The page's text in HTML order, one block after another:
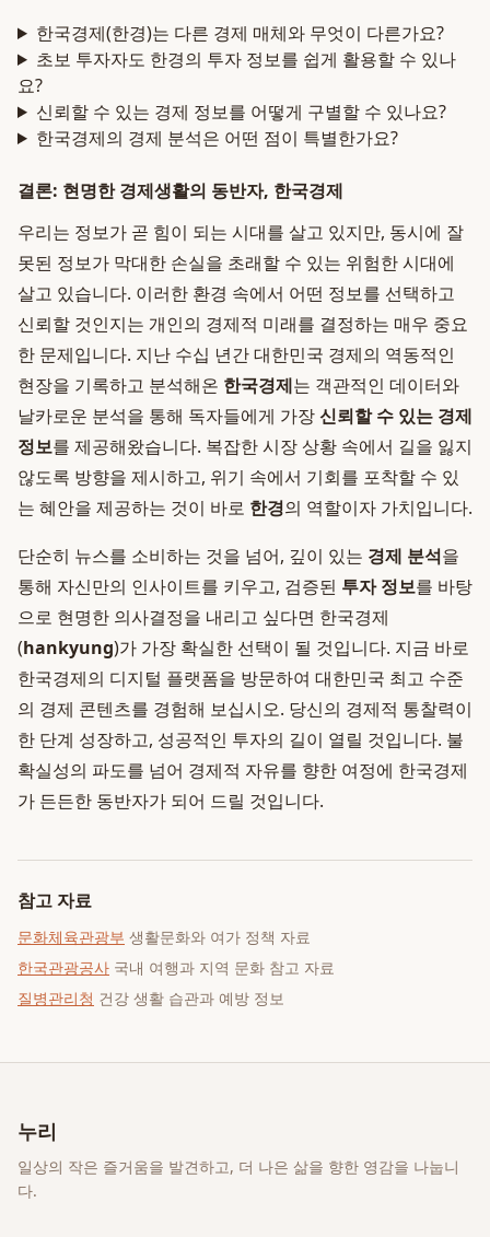
한국경제(한경)는 다른 경제 매체와 무엇이 다른가요?
초보 투자자도 한경의 투자 정보를 쉽게 활용할 수 있나
요?
신뢰할 수 있는 경제 정보를 어떻게 구별할 수 있나요?
한국경제의 경제 분석은 어떤 점이 특별한가요?
결론: 현명한 경제생활의 동반자, 한국경제
우리는 정보가 곧 힘이 되는 시대를 살고 있지만, 동시에 잘
못된 정보가 막대한 손실을 초래할 수 있는 위험한 시대에
살고 있습니다. 이러한 환경 속에서 어떤 정보를 선택하고
신뢰할 것인지는 개인의 경제적 미래를 결정하는 매우 중요
한 문제입니다. 지난 수십 년간 대한민국 경제의 역동적인
현장을 기록하고 분석해온 한국경제는 객관적인 데이터와
날카로운 분석을 통해 독자들에게 가장신뢰할 수 있는 경제
정보를 제공해왔습니다. 복잡한 시장 상황 속에서 길을 잃지
않도록 방향을 제시하고, 위기 속에서 기회를 포착할 수 있
는 혜안을 제공하는 것이 바로 한경의 역할이자 가치입니다.
단순히 뉴스를 소비하는 것을 넘어, 깊이 있는 경제 분석을
통해 자신만의 인사이트를 키우고, 검증된 투자 정보를 바탕
으로 현명한 의사결정을 내리고 싶다면 한국경제
(hankyung)가 가장 확실한 선택이 될 것입니다. 지금 바로
한국경제의 디지털 플랫폼을 방문하여 대한민국 최고 수준
의 경제 콘텐츠를 경험해 보십시오. 당신의 경제적 통찰력이
한 단계 성장하고, 성공적인 투자의 길이 열릴 것입니다. 불
확실성의 파도를 넘어 경제적 자유를 향한 여정에 한국경제
가 든든한 동반자가 되어 드릴 것입니다.
참고 자료
문화체육관광부 생활문화와 여가 정책 자료
한국관광공사 국내 여행과 지역 문화 참고 자료
질병관리청 건강 생활 습관과 예방 정보
누리
일상의 작은 즐거움을 발견하고, 더 나은 삶을 향한 영감을 나눕니
다.